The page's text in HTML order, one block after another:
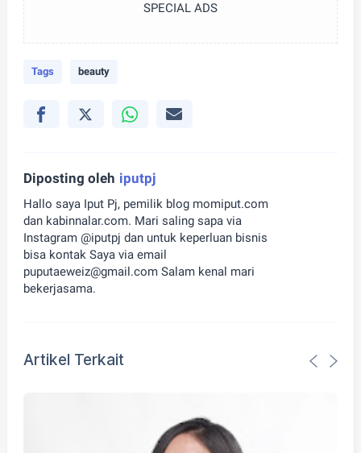
SPECIAL ADS
Tags beauty
Diposting oleh iputpj
Hallo saya Iput Pj, pemilik blog momiput.com
dan kabinnalar.com. Mari saling sapa via
Instagram @iputpj dan untuk keperluan bisnis
bisa kontak Saya via email
puputaeweiz@gmail.com Salam kenal mari
bekerjasama.
Artikel Terkait